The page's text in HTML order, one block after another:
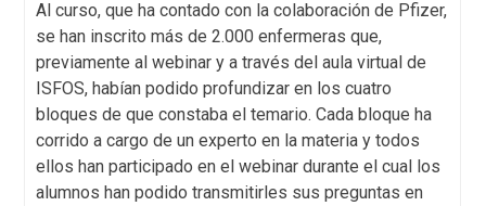
Al curso, que ha contado con la colaboración de Pfizer,
se han inscrito más de 2.000 enfermeras que,
previamente al webinar y a través del aula virtual de
ISFOS, habían podido profundizar en los cuatro
bloques de que constaba el temario. Cada bloque ha
corrido a cargo de un experto en la materia y todos
ellos han participado en el webinar durante el cual los
alumnos han podido transmitirles sus preguntas en